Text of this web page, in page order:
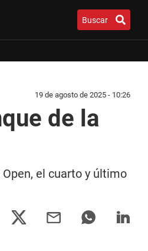
Buscar
19 de agosto de 2025 - 10:26
de la
el cuarto y último